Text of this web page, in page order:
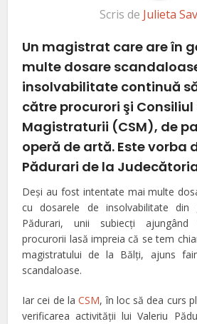
Scris de Julieta
Un magistrat care are în
multe dosare
insolvabilitate continuă
către procurori şi Consiliul
Magistraturii (CSM), de
operă de artă. Este vorba
Pădurari de la
Deşi au fost intentate mai multe
cu dosarele de insolvabilitate din
Pădurari, unii subiecţi
procurorii lasă impreia că se tem
magistratului de la Bălţi, ajuns
scandaloase.
Iar cei de la CSM, în loc să dea curs
verificarea activităţii lui Valeriu